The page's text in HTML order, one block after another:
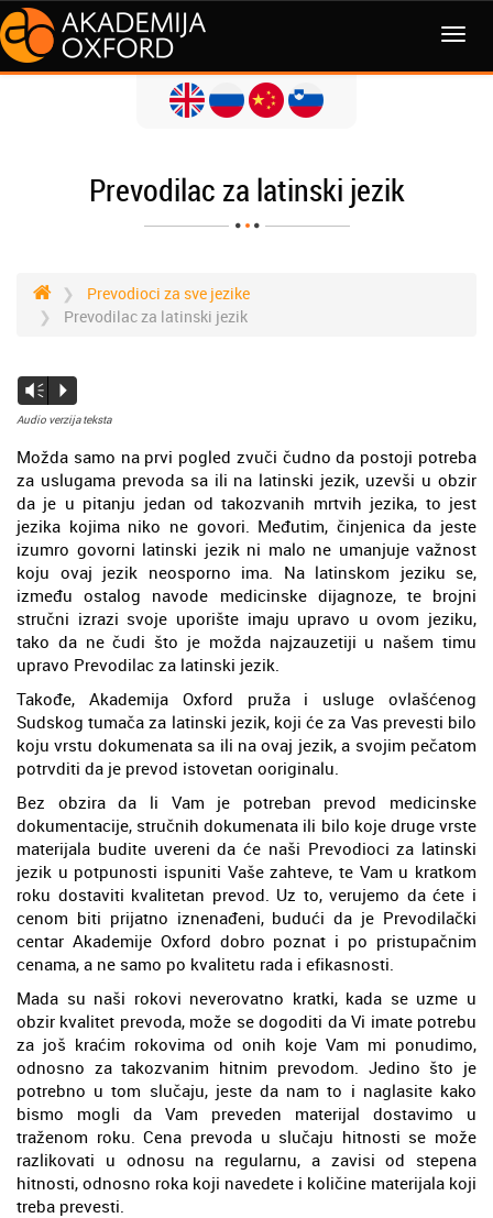
Prevodilac za latinski jezik
Prevodioci za sve jezike
Prevodilac za latinski jezik
Vm
P
Audio verzija teksta
Možda samo na prvi pogled zvuči čudno da postoji potreba
za uslugama prevoda sa ili na latinski jezik, uzevši u obzir
da je u pitanju jedan od takozvanih mrtvih jezika, to jest
jezika kojima niko ne govori. Međutim, činjenica da jeste
izumro govorni latinski jezik ni malo ne umanjuje važnost
koju ovaj jezik neosporno ima. Na latinskom jeziku se,
između ostalog navode medicinske dijagnoze, te brojni
stručni izrazi svoje uporište imaju upravo u ovom jeziku,
tako da ne čudi što je možda najzauzetiji u našem timu
upravo Prevodilac za latinski jezik.
Takođe, Akademija Oxford pruža i usluge ovlašćenog
Sudskog tumača za latinski jezik, koji će za Vas prevesti bilo
koju vrstu dokumenata sa ili na ovaj jezik, a svojim pečatom
potrvditi da je prevod istovetan ooriginalu.
Bez obzira da li Vam je potreban prevod medicinske
dokumentacije, stručnih dokumenata ili bilo koje druge vrste
materijala budite uvereni da će naši Prevodioci za latinski
jezik u potpunosti ispuniti Vaše zahteve, te Vam u kratkom
roku dostaviti kvalitetan prevod. Uz to, verujemo da ćete i
cenom biti prijatno iznenađeni, budući da je Prevodilački
centar Akademije Oxford dobro poznat i po pristupačnim
cenama, a ne samo po kvalitetu rada i efikasnosti.
Mada su naši rokovi neverovatno kratki, kada se uzme u
obzir kvalitet prevoda, može se dogoditi da Vi imate potrebu
za još kraćim rokovima od onih koje Vam mi ponudimo,
odnosno za takozvanim hitnim prevodom. Jedino što je
potrebno u tom slučaju, jeste da nam to i naglasite kako
bismo mogli da Vam preveden materijal dostavimo u
traženom roku. Cena prevoda u slučaju hitnosti se može
razlikovati u odnosu na regularnu, a zavisi od stepena
hitnosti, odnosno roka koji navedete i količine materijala koji
treba prevesti.